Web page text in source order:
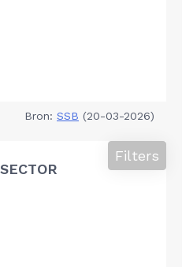
Bron: SSB (20-03-2026)
Filters